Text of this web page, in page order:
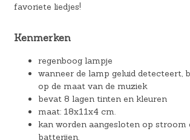
favoriete liedjes!
Kenmerken
regenboog lampje
wanneer de lamp geluid detecteert,
op de maat van de muziek
bevat 8 lagen tinten en kleuren
maat: 18x11x4 cm.
kan worden aangesloten op
batterijen.